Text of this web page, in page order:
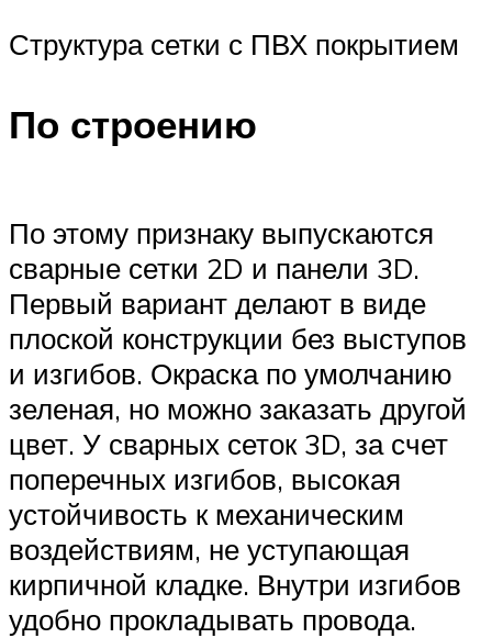
Структура сетки с ПВХ покрытием
По строению
По этому признаку выпускаются
сварные сетки 2D и панели 3D.
Первый вариант делают в виде
плоской конструкции без выступов
и изгибов. Окраска по умолчанию
зеленая, но можно заказать другой
цвет. У сварных сеток 3D, за счет
поперечных изгибов, высокая
устойчивость к механическим
воздействиям, не уступающая
кирпичной кладке. Внутри изгибов
удобно прокладывать провода.